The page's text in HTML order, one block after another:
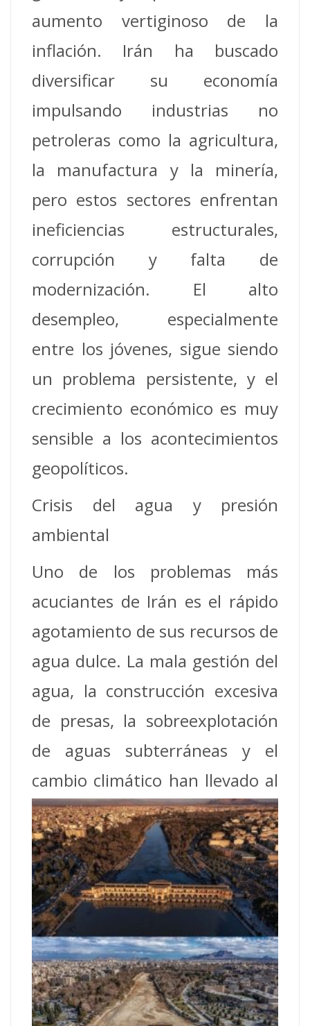
aumento vertiginoso de la
inflación. Irán ha buscado
diversificar su economía
impulsando industrias no
petroleras como la agricultura,
la manufactura y la minería,
pero estos sectores enfrentan
ineficiencias estructurales,
corrupción y falta de
modernización. El alto
desempleo, especialmente
entre los jóvenes, sigue siendo
un problema persistente, y el
crecimiento económico es muy
sensible a los acontecimientos
geopolíticos.
Crisis del agua y presión
ambiental
Uno de los problemas más
acuciantes de Irán es el rápido
agotamiento de sus recursos de
agua dulce. La mala gestión del
agua, la construcción excesiva
de presas, la sobreexplotación
de aguas subterráneas y el
cambio climático han llevado al